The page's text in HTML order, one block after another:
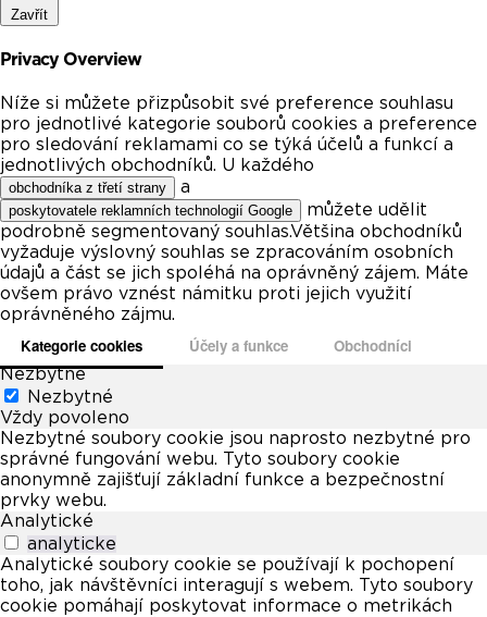
Zavřít
Privacy Overview
Níže si můžete přizpůsobit své preference souhlasu
pro jednotlivé kategorie souborů cookies a preference
pro sledování reklamami co se týká účelů a funkcí a
jednotlivých obchodníků. U každého
obchodníka z třetí strany a
poskytovatele reklamních technologií Google
můžete udělit
podrobně segmentovaný souhlas.Většina obchodníků
vyžaduje výslovný souhlas se zpracováním osobních
údajů a část se jich spoléhá na oprávněný zájem. Máte
ovšem právo vznést námitku proti jejich využití
oprávněného zájmu.
Kategorie cookies Účely a funkce Obchodníci
Nezbytné
Nezbytné
Vždy povoleno
Nezbytné soubory cookie jsou naprosto nezbytné pro
správné fungování webu. Tyto soubory cookie
anonymně zajišťují základní funkce a bezpečnostní
prvky webu.
Analytické
analyticke
Analytické soubory cookie se používají k pochopení
toho, jak návštěvníci interagují s webem. Tyto soubory
cookie pomáhají poskytovat informace o metrikách